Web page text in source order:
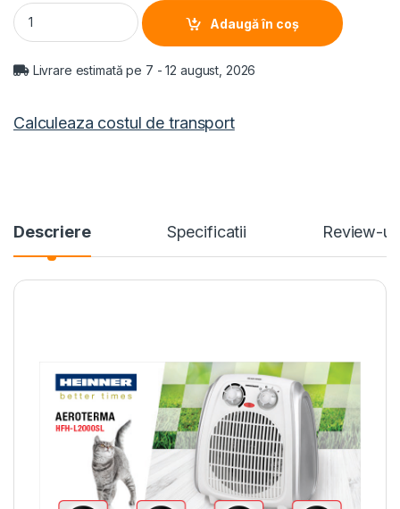
AEROTERMA HEINNER HFH-L2000SL, 2000W, 2 trepte de
Adaugă în coș
Livrare estimată pe 7 - 12 august, 2026
Calculeaza costul de transport
Descriere Specificatii Review-uri